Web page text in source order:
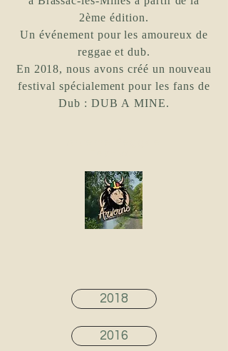
2ème édition.
Un événement pour les amoureux de
reggae et dub.
En 2018, nous avons créé un nouveau
festival spécialement pour les fans de
Dub : DUB A MINE.
2018
2016